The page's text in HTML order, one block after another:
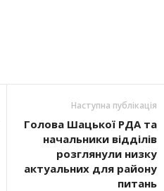
Наступна публікація
Голова Шацької РДА та
начальники відділів
розглянули низку
актуальних для району
питань